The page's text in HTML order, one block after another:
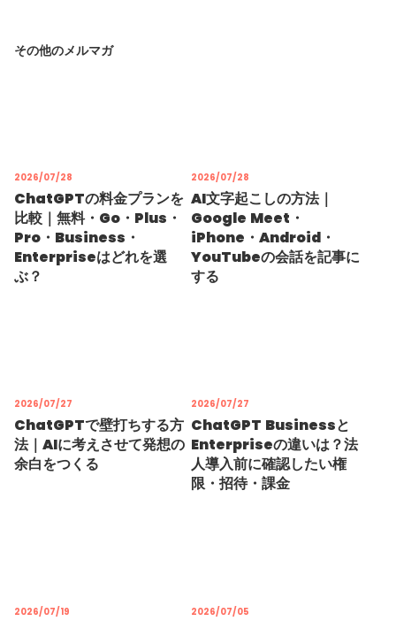
その他のメルマガ
2026/07/28
ChatGPTの料金プランを
比較｜無料・Go・Plus・
Pro・Business・
Enterpriseはどれを選
ぶ？
2026/07/28
AI文字起こしの方法｜
Google Meet・
iPhone・Android・
YouTubeの会話を記事に
する
2026/07/27
ChatGPTで壁打ちする方
法｜AIに考えさせて発想の
余白をつくる
2026/07/27
ChatGPT Businessと
Enterpriseの違いは？法
人導入前に確認したい権
限・招待・課金
2026/07/19 2026/07/05